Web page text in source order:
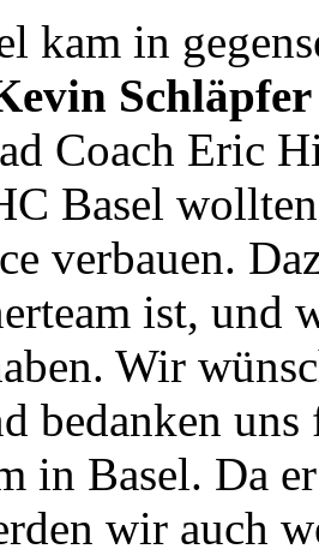
kam in
Schläpfer
Coach Eric
Basel
verbauen.
ist, und
Wir
bedanken uns
in Basel. Da
wir auch